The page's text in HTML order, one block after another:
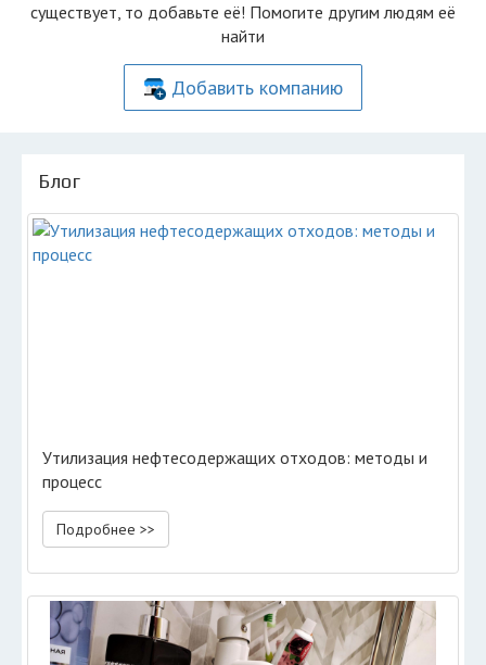
существует, то добавьте её! Помогите другим людям её
найти
Добавить компанию
Блог
Утилизация нефтесодержащих отходов: методы и
процесс
Подробнее >>